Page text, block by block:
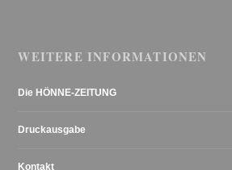
WEITERE INFORMATIONEN
Die HÖNNE-ZEITUNG
Druckausgabe
Kontakt